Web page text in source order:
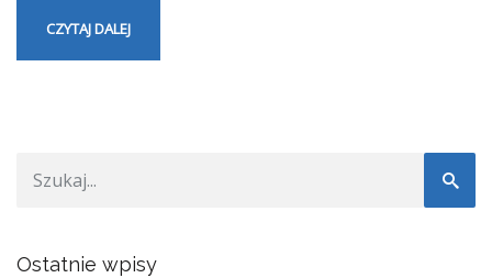
CZYTAJ DALEJ
Ostatnie wpisy